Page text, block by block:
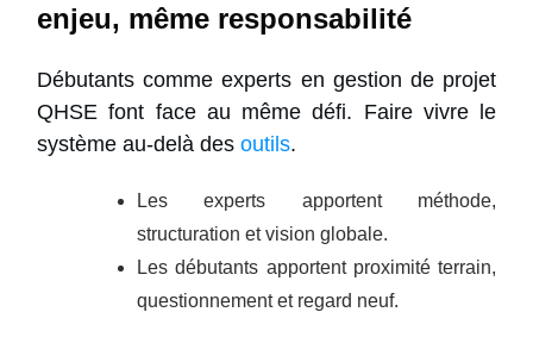
enjeu, même responsabilité
Débutants comme experts en gestion de projet
QHSE font face au même défi. Faire vivre le
système au-delà des outils.
Les experts apportent méthode,
structuration et vision globale.
Les débutants apportent proximité terrain,
questionnement et regard neuf.